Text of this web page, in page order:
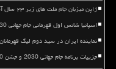
ژاپن میزبان جام ملت های زیر ۲۳ سال آسیا و کسب سهمیه المپیک شد
اسپانیا شانس اول قهرمانی جام جهانی 2030
نماینده ایران در سید دوم لیگ قهرمانان
جزییات برنامه جام جهانی 2030 و جشن 100 سالگی فوتبال در 3 قاره و 6 کشور